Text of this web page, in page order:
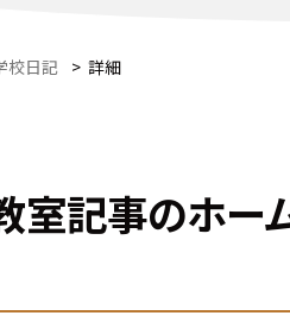
校日記 > 詳細
室記事のホー